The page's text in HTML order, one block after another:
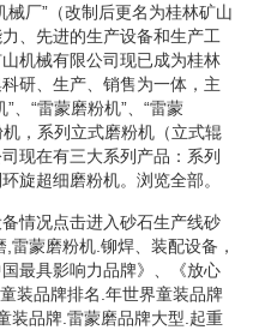
厂”（改制后更名为桂林矿山
、先进的生产设备和生产工
机械有限公司现已成为桂林
研、生产、销售为一体，主
、“雷蒙磨粉机”、“雷蒙
机，系列立式磨粉机（立式辊
现在有三大系列产品：系列
旋超细磨粉机。浏览全部。
情况点击进入砂石生产线砂
蒙磨粉机.铆焊、装配设备，
最具影响力品牌》、《放心
装品牌排名.年世界童装品牌
装品牌.雷蒙磨品牌大型.起重